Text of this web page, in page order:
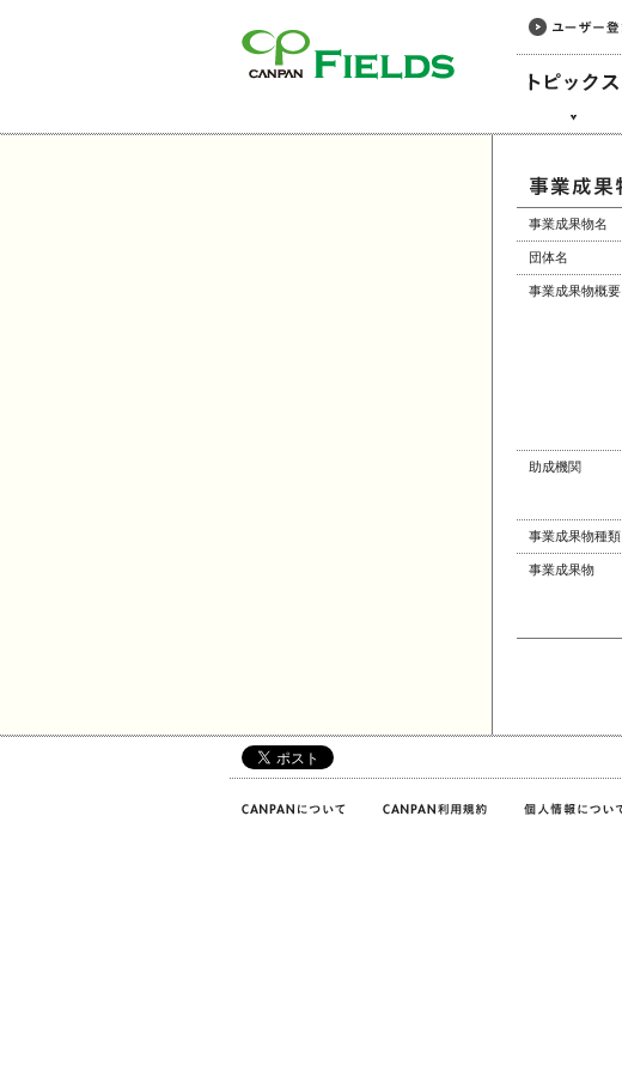
事業成果物名
団体名
事業成果物概要
助成機関
事業成果物種類
事業成果物